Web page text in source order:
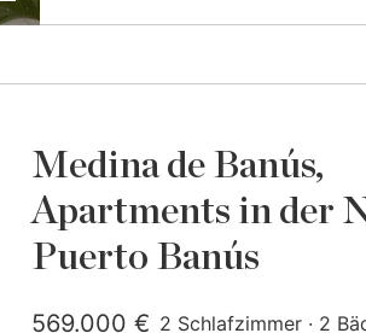
Medina de Banús,
Apartments in der
Puerto Banús
569.000 € 2 Schlafzimmer · 2